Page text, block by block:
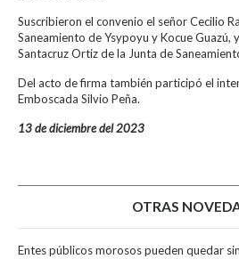
Suscribieron el convenio el señor Cecilio
Saneamiento de Ysypoyu y Kocue Guazú,
Santacruz Ortiz de la Junta de
Del acto de firma también participó el
Emboscada Silvio Peña.
13 de diciembre del 2023
OTRAS
Entes públicos morosos pueden quedar